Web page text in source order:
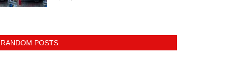
RANDOM POSTS